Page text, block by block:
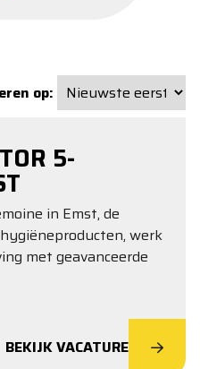
op:
5-
in Emst, de
werk
met geavanceerde
BEKIJK VACATURE